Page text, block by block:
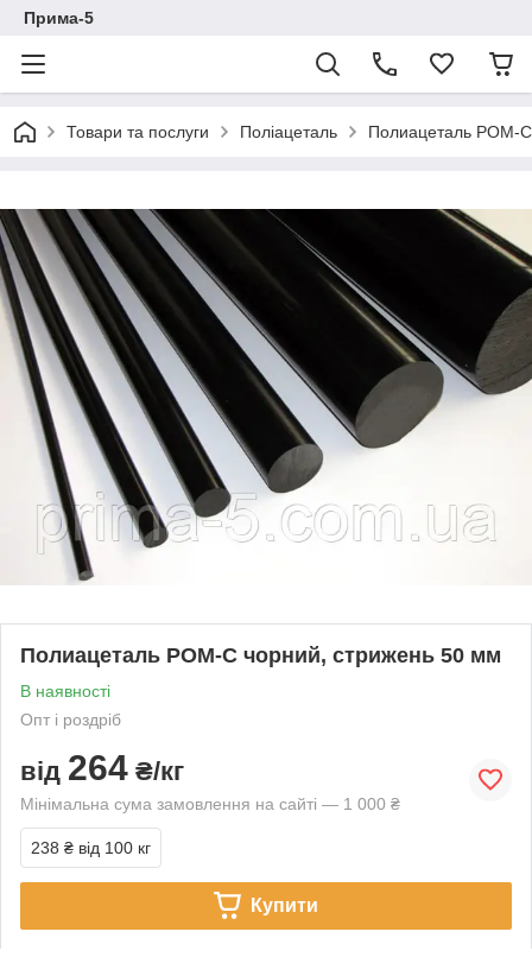
Прима-5
Товари та послуги Поліацеталь Полиацеталь РОМ-
Полиацеталь РОМ-С чорний, стрижень 50 мм
В наявності
Опт і роздріб
від 264 ₴/кг
Мінімальна сума замовлення на сайті — 1 000 ₴
238 ₴ від 100 кг
Купити